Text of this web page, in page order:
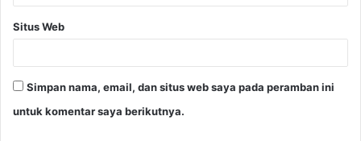
Situs Web
Simpan nama, email, dan situs web saya pada peramban ini
untuk komentar saya berikutnya.